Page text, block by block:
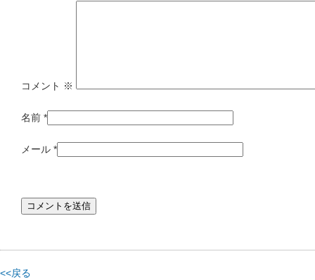
コメント ※
名前 *
メール *
<<戻る